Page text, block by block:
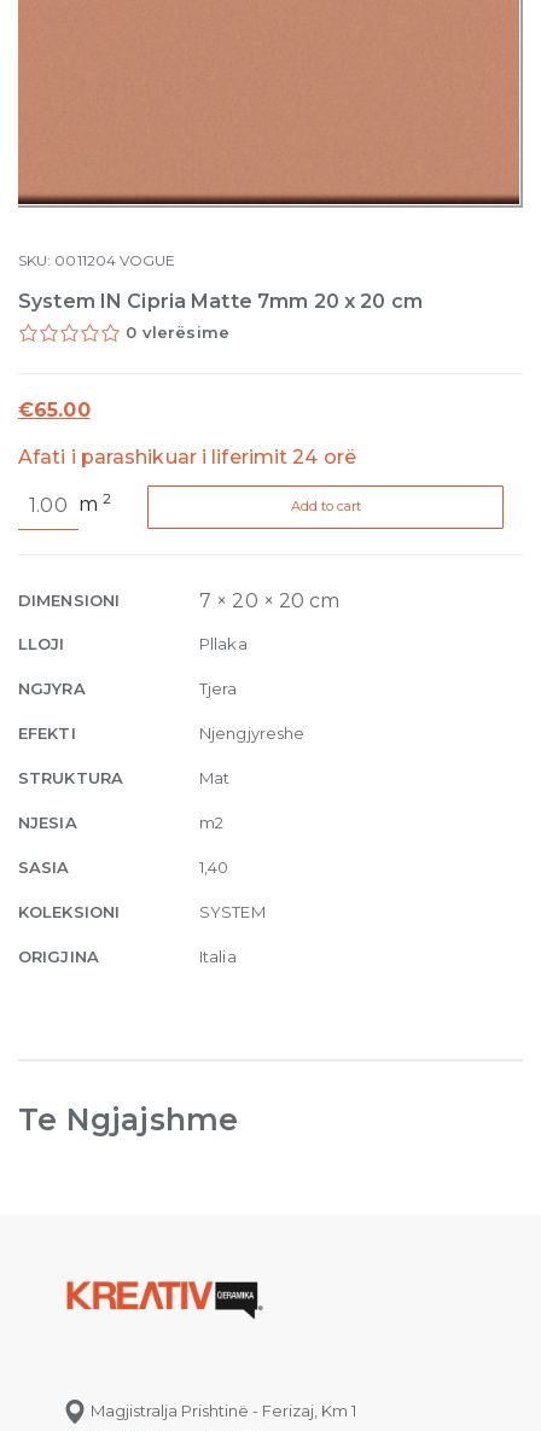
SKU: 0011204 VOGUE
System IN Cipria Matte 7mm 20 x 20 cm
0 vlerësime
€65.00
Afati i parashikuar i liferimit 24 orë
IN
7mm
x
20
quantity
m2 Add to cart
DIMENSIONI 7 × 20 × 20 cm
LLOJI Pllaka
NGJYRA Tjera
EFEKTI Njengjyreshe
STRUKTURA Mat
NJESIA m2
SASIA 1,40
KOLEKSIONI SYSTEM
ORIGJINA Italia
Te Ngjajshme
Magjistralja Prishtinë - Ferizaj, Km 1